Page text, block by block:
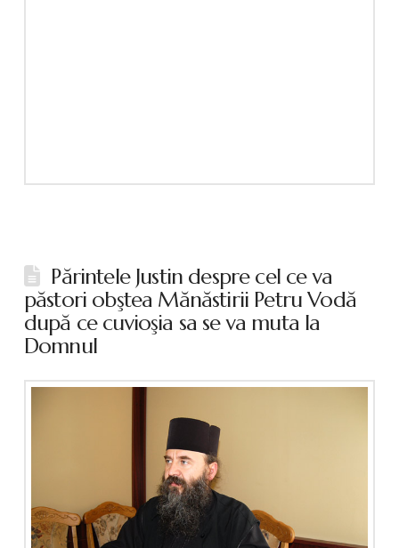
Părintele Justin despre cel ce va
păstori obştea Mănăstirii Petru Vodă
după ce cuvioşia sa se va muta la
Domnul